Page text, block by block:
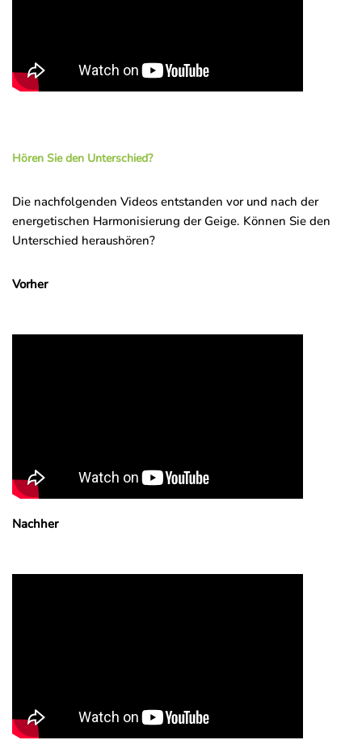
Hören Sie den Unterschied?
Die nachfolgenden Videos entstanden vor und nach der
energetischen Harmonisierung der Geige. Können Sie den
Unterschied heraushören?
Vorher
Nachher